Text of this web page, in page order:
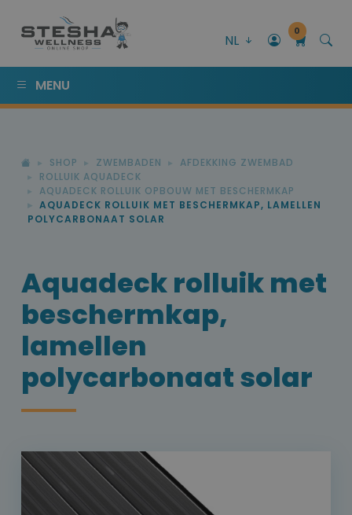
NL
0
MENU
SHOP ZWEMBADEN
AFDEKKING ZWEMBAD
ROLLUIK AQUADECK
AQUADECK ROLLUIK OPBOUW MET BESCHERMKAP
AQUADECK ROLLUIK MET BESCHERMKAP, LAMELLEN
POLYCARBONAAT SOLAR
Aquadeck rolluik met
beschermkap,
lamellen
polycarbonaat solar